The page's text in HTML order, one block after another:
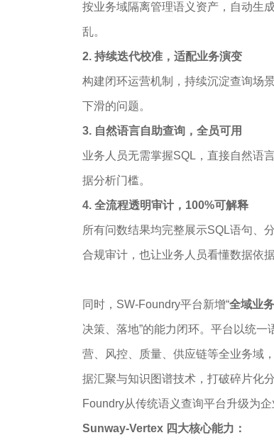
按业务域隔离管理语义资产，自动生
乱。
2. 持续迭代校准，适配业务演变
构建闭环运营机制，持续沉淀查询场
下滑的问题。
3. 自然语言自助查询，全员可用
业务人员无需掌握SQL，直接自然语
据分析门槛。
4. 全流程透明审计，100%可解释
所有问数结果均完整展示SQL语句、
合规审计，也让业务人员看懂数据依
同时，SW-Foundry平台新增“全域业
决策、落地”的能力闭环。平台以统
营、风控、质量、供应链等全业务域
据汇聚与知识图谱技术，打破碎片化
Foundry从传统语义查询平台升级为
Sunway-Vertex 四大核心能力：